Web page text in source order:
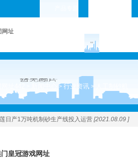
网址
址442 >行业资讯 >
日产1万吨机制砂生产线投入运营 [2021.08.09 ]
皇冠游戏网址